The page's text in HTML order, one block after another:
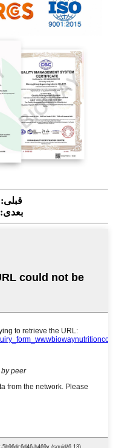
قبلی:
بعدی: